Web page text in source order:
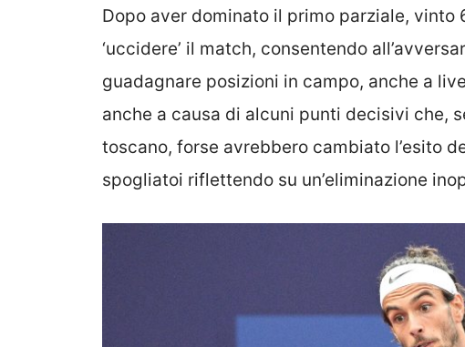
Dopo aver dominato il primo parziale, vinto
‘uccidere’ il match, consentendo
guadagnare posizioni in campo, anche a
anche a causa di alcuni punti decisivi che,
toscano, forse avrebbero cambiato l’esito
spogliatoi riflettendo su un’eliminazione